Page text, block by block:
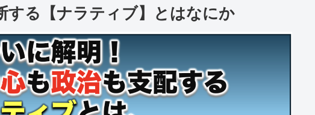
する【ナラティブ】とはなにか